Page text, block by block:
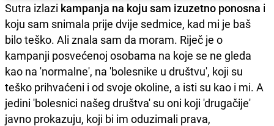
Sutra izlazi kampanja na koju sam izuzetno ponosna i
koju sam snimala prije dvije sedmice, kad mi je baš
bilo teško. Ali znala sam da moram. Riječ je o
kampanji posvećenoj osobama na koje se ne gleda
kao na 'normalne', na 'bolesnike u društvu', koji su
teško prihvaćeni i od svoje okoline, a isti su kao i mi. A
jedini 'bolesnici našeg društva' su oni koji 'drugačije'
javno prokazuju, koji bi im oduzimali prava,